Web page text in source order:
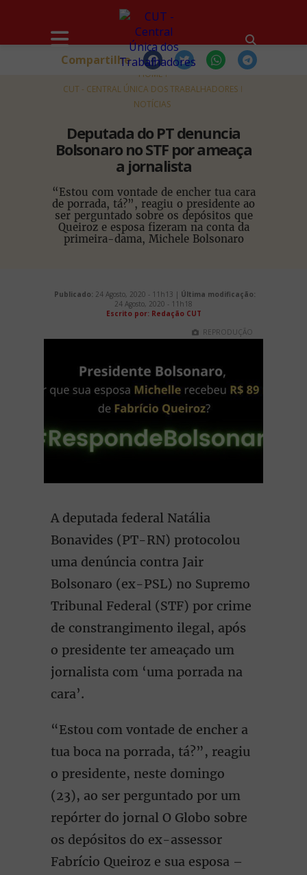
HOME
CUT - CENTRAL ÚNICA DOS TRABALHADORES
NOTÍCIAS
Deputada do PT denuncia
Bolsonaro no STF por ameaça
a jornalista
“Estou com vontade de encher tua cara
de porrada, tá?”, reagiu o presidente ao
ser perguntado sobre os depósitos que
Queiroz e esposa fizeram na conta da
primeira-dama, Michele Bolsonaro
Compartilhe
Publicado: 24 Agosto, 2020 - 11h13 | Última modificação:
24 Agosto, 2020 - 11h18
Escrito por: Redação CUT
REPRODUÇÃO
A deputada federal Natália
Bonavides (PT-RN) protocolou
uma denúncia contra Jair
Bolsonaro (ex-PSL) no Supremo
Tribunal Federal (STF) por crime
de constrangimento ilegal, após
o presidente ter ameaçado um
jornalista com ‘uma porrada na
cara’.
“Estou com vontade de encher a
tua boca na porrada, tá?”, reagiu
o presidente, neste domingo
(23), ao ser perguntado por um
repórter do jornal O Globo sobre
os depósitos do ex-assessor
Fabrício Queiroz e sua esposa –